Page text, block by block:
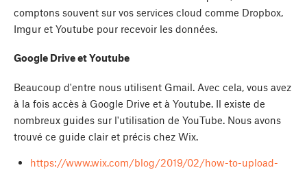
comptons souvent sur vos services cloud comme Dropbox,
Imgur et Youtube pour recevoir les données.
Google Drive et Youtube
Beaucoup d'entre nous utilisent Gmail. Avec cela, vous avez
à la fois accès à Google Drive et à Youtube. Il existe de
nombreux guides sur l'utilisation de YouTube. Nous avons
trouvé ce guide clair et précis chez Wix.
https://www.wix.com/blog/2019/02/how-to-upload-